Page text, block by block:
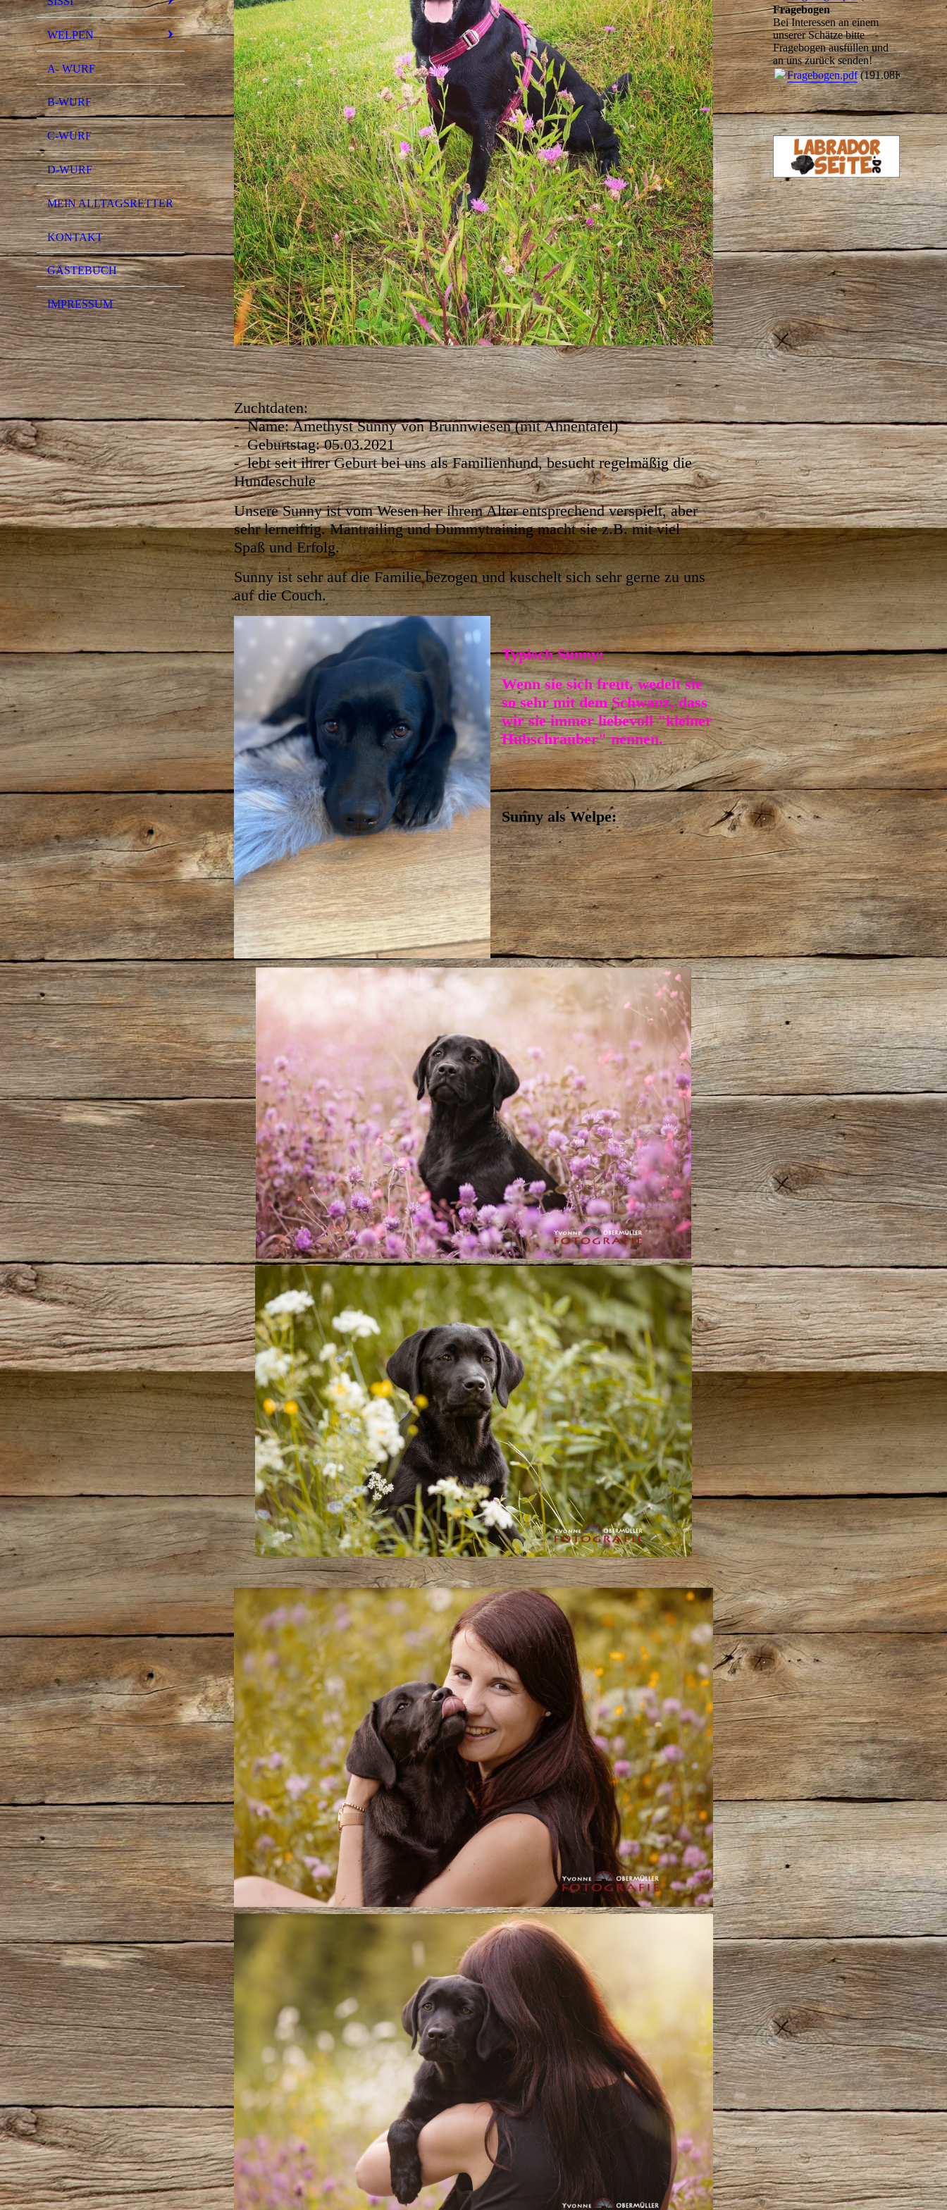
WELPEN
A- WURF
B-WURF
C-WURF
D-WURF
MEIN ALLTAGSRETTER
KONTAKT
GÄSTEBUCH
IMPRESSUM
Zuchtdaten:
- Name: Amethyst Sunny von Brunnwiesen (mit Ahnentafel)
- Geburtstag: 05.03.2021
- lebt seit ihrer Geburt bei uns als Familienhund, besucht regelmäßig die
Hundeschule
Unsere Sunny ist vom Wesen her ihrem Alter entsprechend verspielt, aber
sehr lerneifrig. Mantrailing und Dummytraining macht sie z.B. mit viel
Spaß und Erfolg.
Sunny ist sehr auf die Familie bezogen und kuschelt sich sehr gerne zu uns
auf die Couch.
Typisch Sunny:
Wenn sie sich freut, wedelt sie
so sehr mit dem Schwanz, dass
wir sie immer liebevoll "kleiner
Hubschrauber" nennen.
Sunny als Welpe:
Fragebogen
Bei Interessen an einem
unserer Schätze bitte
Fragebogen ausfüllen und
an uns zurück senden!
Fragebogen.pdf(191.08KB)